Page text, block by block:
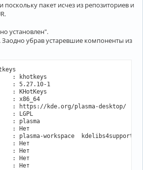
поскольку пакет исчез из репозиториев и
установлен".
убрав устаревшие компоненты из
: khotkeys
: 5.27.10-1
: KHotKeys
: x86_64
https://kde.org/plasma-desktop/
: LGPL
: plasma
: Нет
: plasma-workspace  kdelibs4support
: Нет
: Нет
: Нет
: Нет